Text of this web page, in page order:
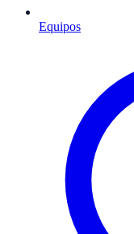
Equipos